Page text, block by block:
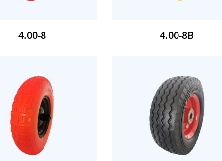
4.00-8 4.00-8B